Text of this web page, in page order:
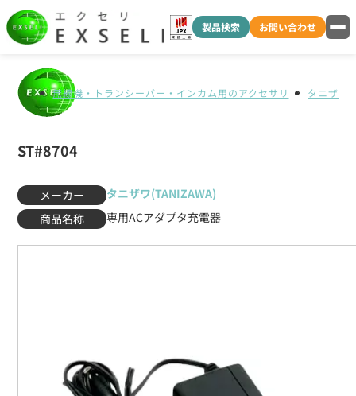
製品検索 お問い合わせ
無線機・トランシーバー・インカム用のアクセサリ タニザワ
ST#8704
メーカー
タニザワ(TANIZAWA)
商品名称
専用ACアダプタ充電器